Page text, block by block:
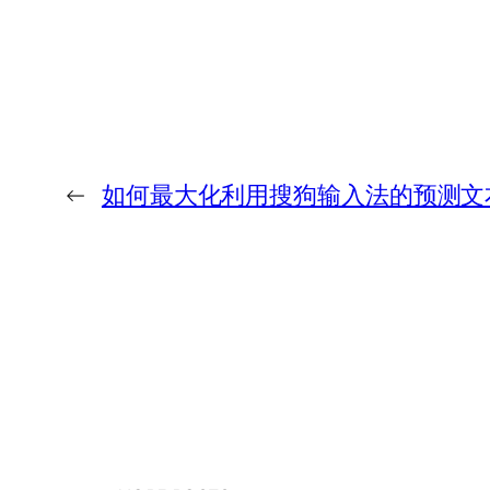
← 如何最大化利用搜狗输入法的预测